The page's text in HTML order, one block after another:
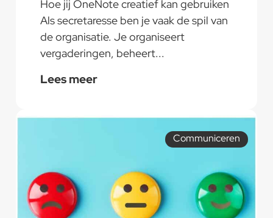
Hoe jij OneNote creatief kan gebruiken
Als secretaresse ben je vaak de spil van
de organisatie. Je organiseert
vergaderingen, beheert...
Lees meer
Communiceren